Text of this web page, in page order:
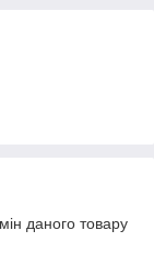
даного товару